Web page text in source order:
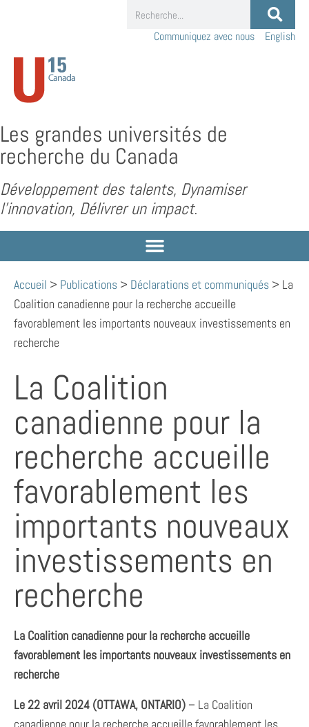
Communiquez avec nous English
Les grandes universités de
recherche du Canada
Développement des talents, Dynamiser
l’innovation, Délivrer un impact.
Accueil > Publications > Déclarations et communiqués > La
Coalition canadienne pour la recherche accueille
favorablement les importants nouveaux investissements en
recherche
La Coalition
canadienne pour la
recherche accueille
favorablement les
importants nouveaux
investissements en
recherche
La Coalition canadienne pour la recherche accueille
favorablement les importants nouveaux investissements en
recherche
Le 22 avril 2024 (OTTAWA, ONTARIO) – La Coalition